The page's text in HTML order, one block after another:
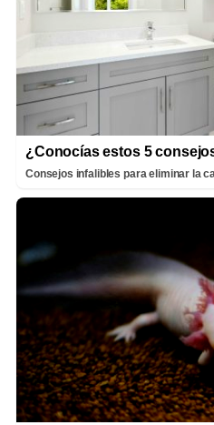
¿Conocías estos 5
Consejos infalibles para eliminar la